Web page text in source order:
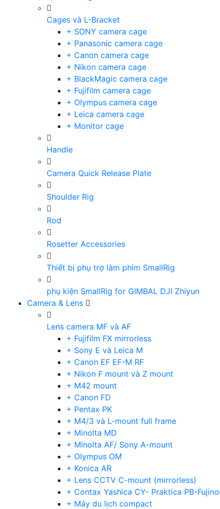
Cages và L-Bracket
+ SONY camera cage
+ Panasonic camera cage
+ Canon camera cage
+ Nikon camera cage
+ BlackMagic camera cage
+ Fujifilm camera cage
+ Olympus camera cage
+ Leica camera cage
+ Monitor cage
Handle
Camera Quick Release Plate
Shoulder Rig
Rod
Rosetter Accessories
Thiết bị phụ trợ làm phim SmallRig
phụ kiện SmallRig for GIMBAL DJI Zhiyun
Camera & Lens
Lens camera MF và AF
+ Fujifilm FX mirrorless
+ Sony E và Leica M
+ Canon EF EF-M RF
+ Nikon F mount và Z mount
+ M42 mount
+ Canon FD
+ Pentax PK
+ M4/3 và L-mount full frame
+ Minolta MD
+ Minolta AF/ Sony A-mount
+ Olympus OM
+ Konica AR
+ Lens CCTV C-mount (mirrorless)
+ Contax Yashica CY- Praktica PB-
+ Máy du lịch compact